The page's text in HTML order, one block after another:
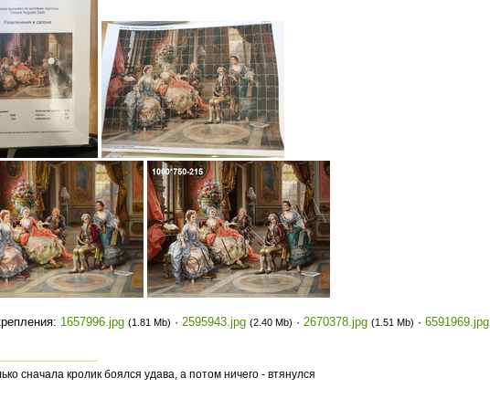
1657996.jpg (1.81 Mb) · 2595943.jpg (2.40 Mb) · 2670378.jpg (1.51 Mb) · 6591969.jpg
сначала кролик боялся удава, а потом ничего - втянулся